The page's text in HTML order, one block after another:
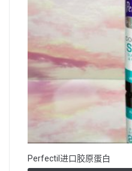
Perfectil进口胶原蛋白